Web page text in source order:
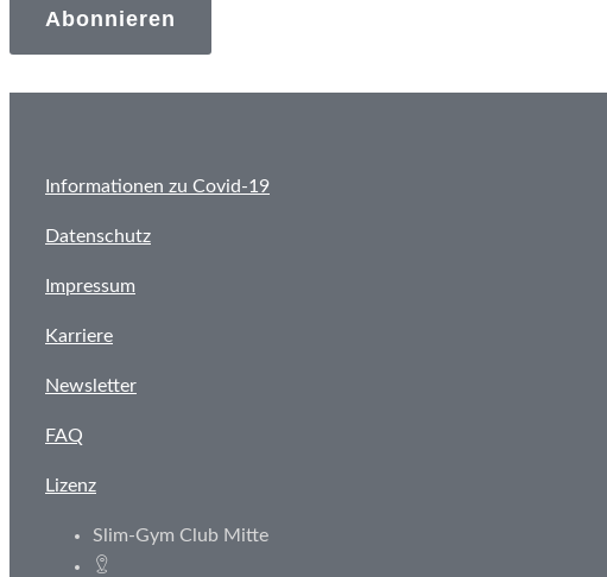
Informationen zu Covid-19
Datenschutz
Impressum
Karriere
Newsletter
FAQ
Lizenz
Slim-Gym Club Mitte